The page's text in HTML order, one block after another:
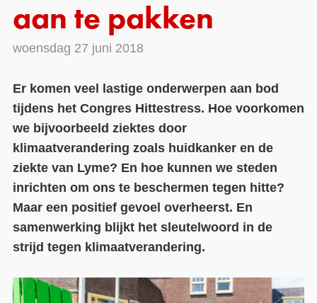
aan te pakken
woensdag 27 juni 2018
Er komen veel lastige onderwerpen aan bod
tijdens het Congres Hittestress. Hoe voorkomen
we bijvoorbeeld ziektes door
klimaatverandering zoals huidkanker en de
ziekte van Lyme? En hoe kunnen we steden
inrichten om ons te beschermen tegen hitte?
Maar een positief gevoel overheerst. En
samenwerking blijkt het sleutelwoord in de
strijd tegen klimaatverandering.
Over ons
Weerbaar Dommelland